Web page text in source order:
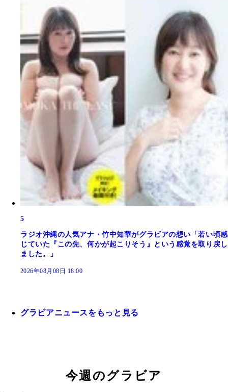
5
ラジオ沖縄の人気アナ・竹中知華がグラビアの想い「若い頃感
じていた『この先、何かが起こりそう』という感覚を取り戻し
ました。」
2026年08月08日 18:00
グラビアニュースをもっと見る
今週のグラビア